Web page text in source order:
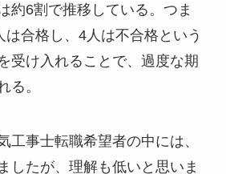
約6割で推移している。つま
は合格し、4人は不合格という
受け入れることで、過度な期
る。
工事士転職希望者の中には、
したが、理解も低いと思いま